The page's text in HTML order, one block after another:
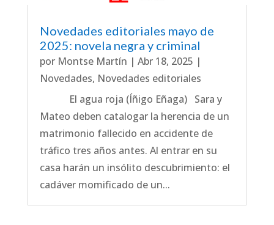
Novedades editoriales mayo de
2025: novela negra y criminal
por Montse Martín | Abr 18, 2025 |
Novedades, Novedades editoriales
El agua roja (Íñigo Eñaga) Sara y
Mateo deben catalogar la herencia de un
matrimonio fallecido en accidente de
tráfico tres años antes. Al entrar en su
casa harán un insólito descubrimiento: el
cadáver momificado de un...